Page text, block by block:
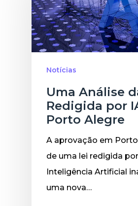
Notícias
Uma Análise
Redigida por
Porto Alegre
A aprovação em
de uma lei redigida por
Inteligência Artificial
uma nova…